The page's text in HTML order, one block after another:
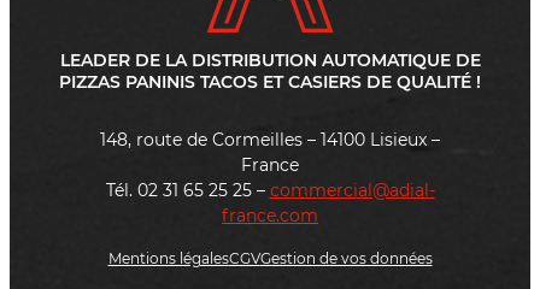
LEADER DE LA DISTRIBUTION AUTOMATIQUE DE
PIZZAS PANINIS TACOS ET CASIERS DE QUALITÉ !
148, route de Cormeilles – 14100 Lisieux –
France
Tél. 02 31 65 25 25 – commercial@adial-
france.com
Mentions légalesCGVGestion de vos données